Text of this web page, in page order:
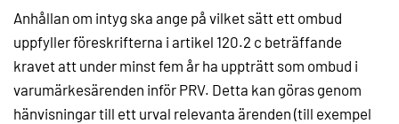
Anhållan om intyg ska ange på vilket sätt ett ombud
uppfyller föreskrifterna i artikel 120.2 c beträffande
kravet att under minst fem år ha uppträtt som ombud i
varumärkesärenden inför PRV. Detta kan göras genom
hänvisningar till ett urval relevanta ärenden (till exempel